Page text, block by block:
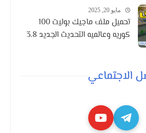
مايو 20, 2025
تحميل ملف ماجيك بوليت 100
كوريه وعالميه التحديث الجديد 3.8
الاجتماعي